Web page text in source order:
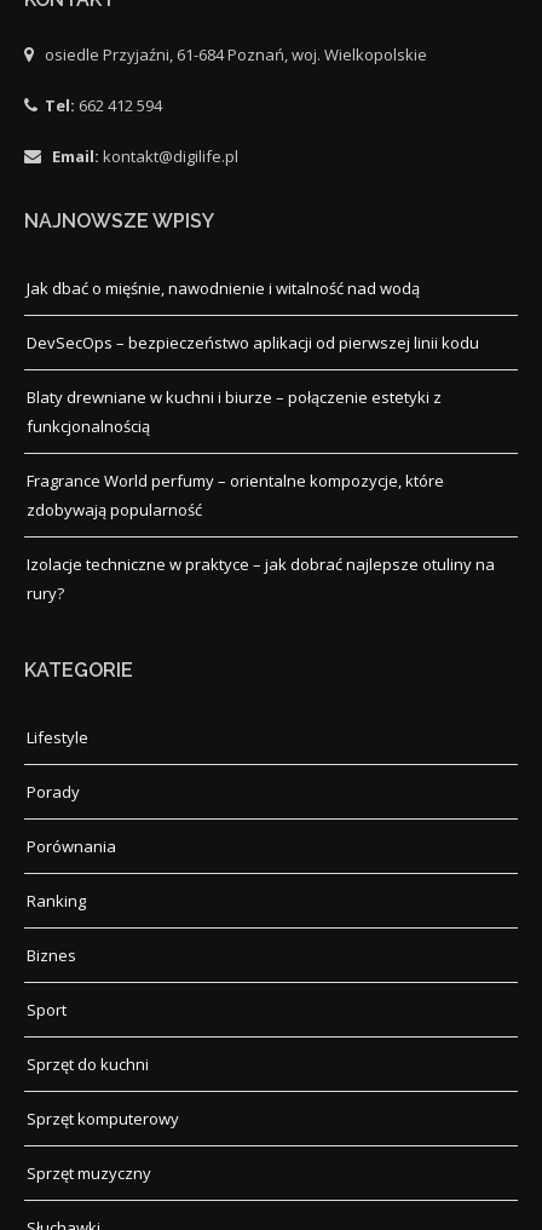
osiedle Przyjaźni, 61-684 Poznań, woj. Wielkopolskie
Tel: 662 412 594
Email: kontakt@digilife.pl
NAJNOWSZE WPISY
Jak dbać o mięśnie, nawodnienie i witalność nad wodą
DevSecOps – bezpieczeństwo aplikacji od pierwszej linii kodu
Blaty drewniane w kuchni i biurze – połączenie estetyki z
funkcjonalnością
Fragrance World perfumy – orientalne kompozycje, które
zdobywają popularność
Izolacje techniczne w praktyce – jak dobrać najlepsze otuliny na
rury?
KATEGORIE
Lifestyle
Porady
Porównania
Ranking
Biznes
Sport
Sprzęt do kuchni
Sprzęt komputerowy
Sprzęt muzyczny